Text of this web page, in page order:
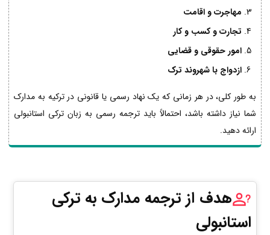
مهاجرت و اقامت
تجارت و کسب و کار
امور حقوقی و قضایی
ازدواج با شهروند ترک
به طور کلی، در هر زمانی که یک نهاد رسمی یا قانونی در ترکیه به مدارک
شما نیاز داشته باشد، احتمالاً باید ترجمه رسمی به زبان ترکی استانبولی
ارائه دهید.
هدف از ترجمه مدارک به ترکی
استانبولی